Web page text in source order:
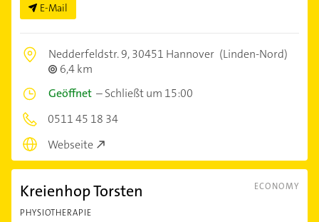
E-Mail
Nedderfeldstr. 9,30451 Hannover (Linden-Nord)
6,4 km
Geöffnet –Schließt um 15:00
0511 45 18 34
Webseite
ECONOMY
Kreienhop Torsten
PHYSIOTHERAPIE